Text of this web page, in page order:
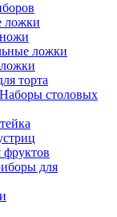
ложки
ложки
торта
Наборы столовых
для